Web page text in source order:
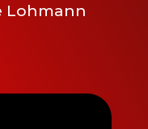
Lohmann